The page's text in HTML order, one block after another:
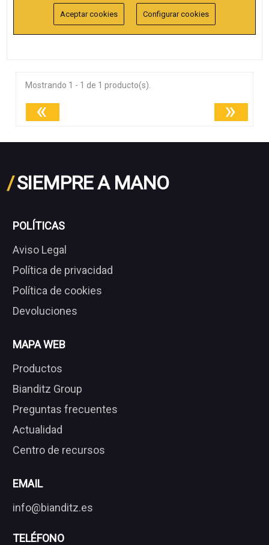
Mostrando 1 - 1 de 1 producto(s).
« »
/SIEMPRE A MANO
POLÍTICAS
Aviso Legal
Política de privacidad
Política de cookies
Devoluciones
MAPA WEB
Productos
Bianditz Group
Preguntas frecuentes
Actualidad
Centro de recursos
EMAIL
info@bianditz.es
TELÉFONO
Aceptar cookies Configurar cookies